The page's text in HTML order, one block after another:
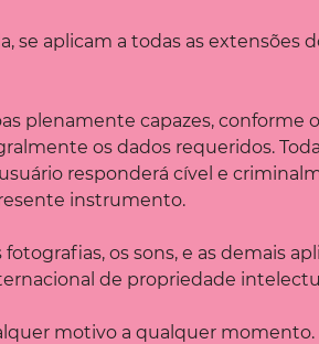
aplicam a todas as extensões
plenamente capazes, conforme
os dados requeridos.
responderá cível e
instrumento.
os sons, e as demais
de propriedade
motivo a qualquer momento.